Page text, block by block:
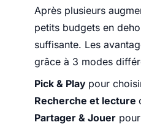
Après plusieurs
petits budgets en
suffisante. Les
grâce à 3 modes
Pick & Play pour
Recherche et lecture
Partager & Jouer